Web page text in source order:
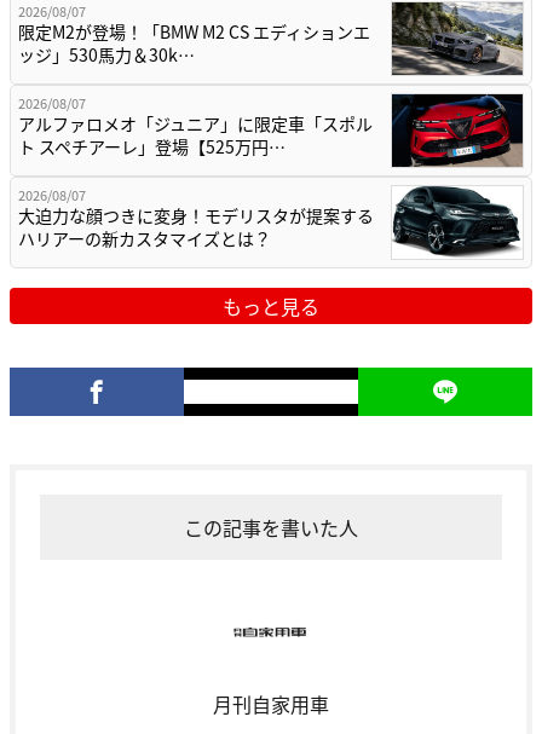
2026/08/07
限定M2が登場！「BMW M2 CS エディションエ
ッジ」530馬力＆30k…
2026/08/07
アルファロメオ「ジュニア」に限定車「スポル
ト スペチアーレ」登場【525万円…
2026/08/07
大迫力な顔つきに変身！モデリスタが提案する
ハリアーの新カスタマイズとは？
もっと見る
この記事を書いた人
月刊自家用車